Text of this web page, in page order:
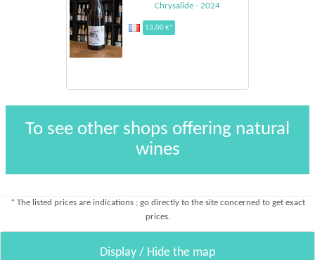
Chrysalide - 2024
13,00 €*
To see other shops offering natural
wines
* The listed prices are indications ; go directly to the site concerned to get exact
prices.
Display / Hide the map